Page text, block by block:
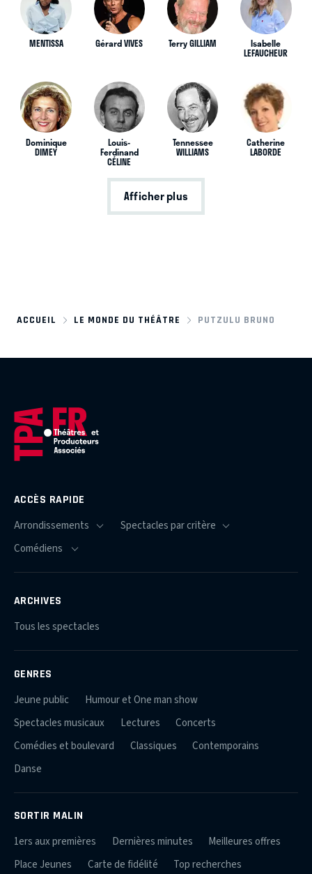
MENTISSA Gérard VIVES Terry GILLIAM Isabelle
LEFAUCHEUR
Dominique
DIMEY
Louis-
Ferdinand
CÉLINE
Tennessee
WILLIAMS
Catherine
LABORDE
Afficher plus
ACCUEIL LE MONDE DU THÉÂTRE PUTZULU BRUNO
ACCÈS RAPIDE
ARCHIVES
Tous les spectacles
GENRES
Jeune public
Humour et One man show
Spectacles musicaux
Lectures
Concerts
Comédies et boulevard
Classiques
Contemporains
Danse
SORTIR MALIN
1ers aux premières Dernières minutes
Meilleures offres
Place Jeunes
Carte de fidélité Top recherches